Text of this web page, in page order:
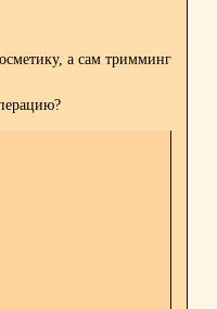
а сам тримминг